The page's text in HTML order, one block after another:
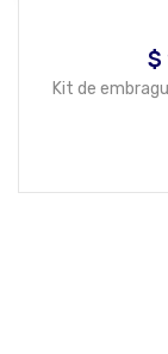
$
Kit de